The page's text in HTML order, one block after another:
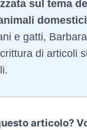
sul tema
domestici
e gatti,
di articoli
articolo?